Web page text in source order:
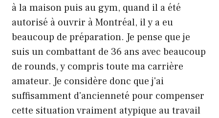
à la maison puis au gym, quand il a été
autorisé à ouvrir à Montréal, il y a eu
beaucoup de préparation. Je pense que je
suis un combattant de 36 ans avec beaucoup
de rounds, y compris toute ma carrière
amateur. Je considère donc que j'ai
suffisamment d'ancienneté pour compenser
cette situation vraiment atypique au travail